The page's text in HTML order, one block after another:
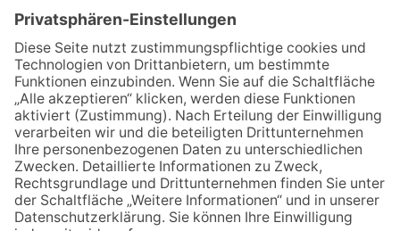
06.08.2026
Baustellenführung führt auch in
die Zukunft der Stadt
Königstein
06.08.2026
Klinikforum zum Thema
Karpaltunnelsyndrom
06.08.2026
Gewinnspiel zum Start ins
Schuljahr
06.08.2026
„Rock auf der Burg“ lässt
Königstein beben